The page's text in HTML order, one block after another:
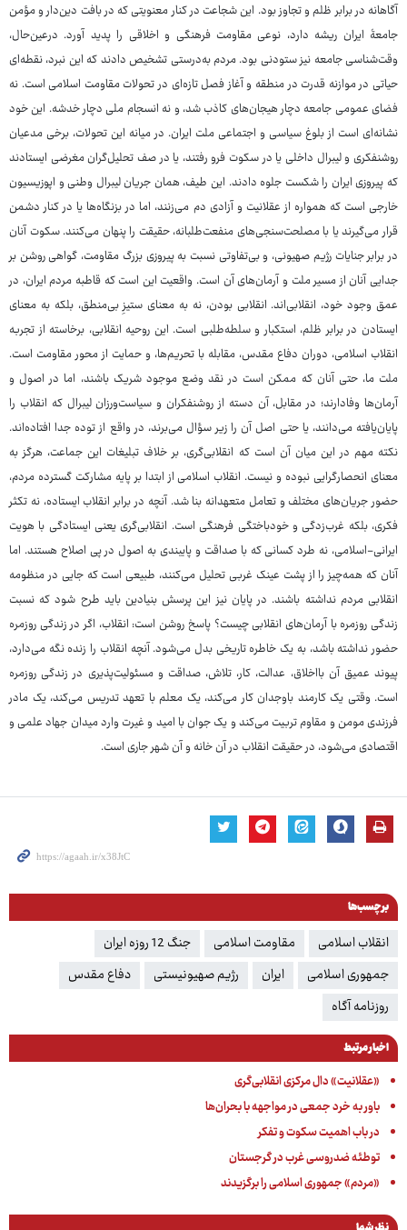
آگاهانه در برابر ظلم و تجاوز بود. این شجاعت در کنار معنویتی که در بافت دین‌دار و مؤمن
جامعۀ ایران ریشه دارد، نوعی مقاومت فرهنگی و اخلاقی را پدید آورد. درعین‌حال،
وقت‌شناسی جامعه نیز ستودنی بود. مردم به‌درستی تشخیص دادند که این نبرد، نقطه‌ای
حیاتی در موازنه قدرت در منطقه و آغاز فصل تازه‌ای در تحولات مقاومت اسلامی است. نه
فضای عمومی جامعه دچار هیجان‌های کاذب شد، و نه انسجام ملی دچار خدشه. این خود
نشانه‌ای است از بلوغ سیاسی و اجتماعی ملت ایران. در میانه این تحولات، برخی مدعیان
روشنفکری و لیبرال داخلی یا در سکوت فرو رفتند، یا در صف تحلیل‌گران مغرضی ایستادند
که پیروزی ایران را شکست جلوه دادند. این طیف، همان جریان لیبرال وطنی و اپوزیسیون
خارجی است که همواره از عقلانیت و آزادی دم می‌زنند، اما در بزنگاه‌ها یا در کنار دشمن
قرار می‌گیرند یا با مصلحت‌سنجی‌های منفعت‌طلبانه، حقیقت را پنهان می‌کنند. سکوت آنان
در برابر جنایات رژیم صهیونی، و بی‌تفاوتی نسبت به پیروزی بزرگ مقاومت، گواهی روشن بر
جدایی آنان از مسیر ملت و آرمان‌های آن است. واقعیت این است که قاطبه مردم ایران، در
عمق وجود خود، انقلابی‌اند. انقلابی بودن، نه به معنای ستیزِ بی‌منطق، بلکه به معنای
ایستادن در برابر ظلم، استکبار و سلطه‌طلبی است. این روحیه انقلابی، برخاسته از تجربه
انقلاب اسلامی، دوران دفاع مقدس، مقابله با تحریم‌ها، و حمایت از محور مقاومت است.
ملت ما، حتی آنان که ممکن است در نقد وضع موجود شریک باشند، اما در اصول و
آرمان‌ها وفادارند؛ در مقابل، آن دسته از روشنفکران و سیاست‌ورزان لیبرال که انقلاب را
پایان‌یافته می‌دانند، یا حتی اصل آن را زیر سؤال می‌برند، در واقع از توده جدا افتاده‌اند.
نکته مهم در این میان آن است که انقلابی‌گری، بر خلاف تبلیغات این جماعت، هرگز به
معنای انحصارگرایی نبوده و نیست. انقلاب اسلامی از ابتدا بر پایه مشارکت گسترده مردم،
حضور جریان‌های مختلف و تعامل متعهدانه بنا شد. آنچه در برابر انقلاب ایستاده، نه تکثر
فکری، بلکه غرب‌زدگی و خودباختگی فرهنگی است. انقلابی‌گری یعنی ایستادگی با هویت
ایرانی-اسلامی، نه طرد کسانی که با صداقت و پایبندی به اصول در پی اصلاح هستند. اما
آنان که همه‌چیز را از پشت عینک غربی تحلیل می‌کنند، طبیعی است که جایی در منظومه
انقلابی مردم نداشته باشند. در پایان نیز این پرسش بنیادین باید طرح شود که نسبت
زندگی روزمره با آرمان‌های انقلابی چیست؟ پاسخ روشن است: انقلاب، اگر در زندگی روزمره
حضور نداشته باشد، به یک خاطره تاریخی بدل می‌شود. آنچه انقلاب را زنده نگه می‌دارد،
پیوند عمیق آن بااخلاق، عدالت، کار، تلاش، صداقت و مسئولیت‌پذیری در زندگی روزمره
است. وقتی یک کارمند باوجدان کار می‌کند، یک معلم با تعهد تدریس می‌کند، یک مادر
فرزندی مومن و مقاوم تربیت می‌کند و یک جوان با امید و غیرت وارد میدان جهاد علمی و
اقتصادی می‌شود، در حقیقت انقلاب در آن خانه و آن شهر جاری است.
برچسب‌ها
انقلاب اسلامی مقاومت اسلامی
جنگ 12 روزه ایران
جمهوری اسلامی
ایران رژیم صهیونیستی
دفاع مقدس
روزنامه آگاه
اخبار مرتبط
«عقلانیت» دال مرکزی انقلابی‌گری
باور به خرد جمعی در مواجهه با بحران‌ها
در باب اهمیت سکوت و تفکر
توطئه ضدروسی غرب در گرجستان
«مردم» جمهوری اسلامی را برگزیدند